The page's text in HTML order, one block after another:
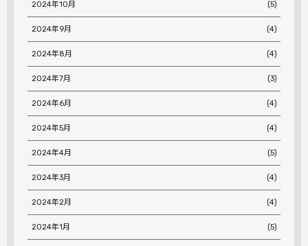
2024年10月 (5)
2024年9月 (4)
2024年8月 (4)
2024年7月 (3)
2024年6月 (4)
2024年5月 (4)
2024年4月 (5)
2024年3月 (4)
2024年2月 (4)
2024年1月 (5)